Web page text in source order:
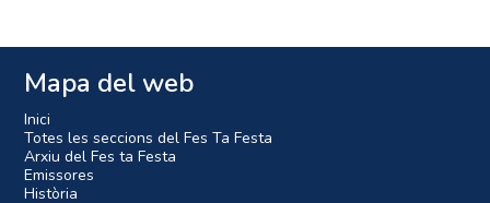
Mapa del web
Inici
Totes les seccions del Fes Ta Festa
Arxiu del Fes ta Festa
Emissores
Història